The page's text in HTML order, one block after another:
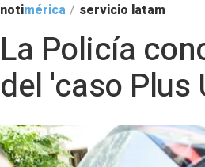
notimérica / servicio latam
La Policía
del 'caso